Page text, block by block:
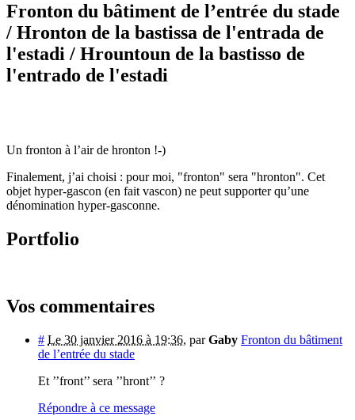
Fronton du bâtiment de l’entrée du stade
/ Hronton de la bastissa de l'entrada de
l'estadi / Hrountoun de la bastisso de
l'entrado de l'estadi
Un fronton à l’air de hronton !-)
Finalement, j’ai choisi : pour moi, "fronton" sera "hronton". Cet
objet hyper-gascon (en fait vascon) ne peut supporter qu’une
dénomination hyper-gasconne.
Portfolio
Vos commentaires
# Le 30 janvier 2016 à 19:36, parGaby Fronton du bâtiment
de l’entrée du stade
Et ’’front’’ sera ’’hront’’ ?
Répondre à ce message